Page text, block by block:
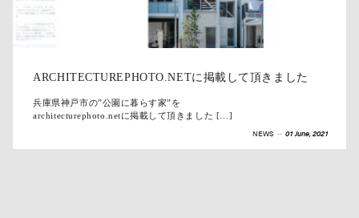
ARCHITECTUREPHOTO.NETに掲載して頂きました
兵庫県神戸市の”公園に暮らす家”を
architecturephoto.netに掲載して頂きました […]
NEWS -- 01 June, 2021